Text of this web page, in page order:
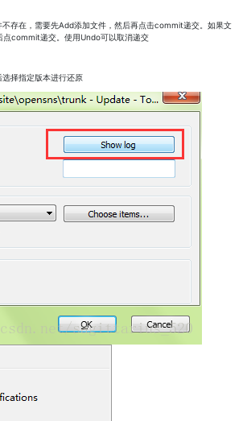
存在，需要先Add添加文件，然后再点击commit递交。如果文
点commit递交。使用Undo可以取消递交
择指定版本进行还原